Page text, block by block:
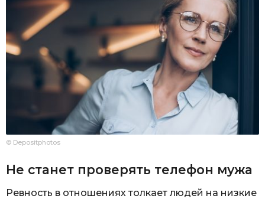
© Depositphotos
Не станет проверять телефон мужа
Ревность в отношениях толкает людей на низкие